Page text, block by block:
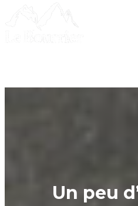
Un peu